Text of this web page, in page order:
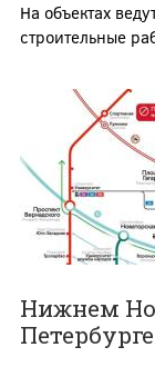
На объектах
строительные
Нижнем
Петербурге